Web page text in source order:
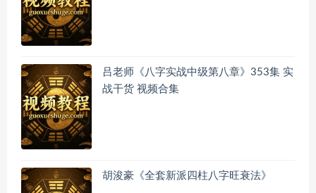
吕老师《八字实战中级第八章》353集 实
战干货 视频合集
胡浚豪《全套新派四柱八字旺衰法》